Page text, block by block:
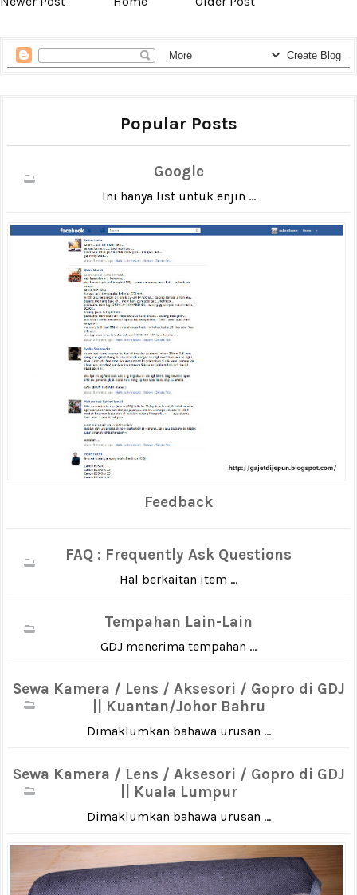
Popular Posts
Google
Ini hanya list untuk enjin ...
Feedback
FAQ : Frequently Ask Questions
Hal berkaitan item ...
Tempahan Lain-Lain
GDJ menerima tempahan ...
Sewa Kamera / Lens / Aksesori / Gopro di GDJ
|| Kuantan/Johor Bahru
Dimaklumkan bahawa urusan ...
Sewa Kamera / Lens / Aksesori / Gopro di GDJ
|| Kuala Lumpur
Dimaklumkan bahawa urusan ...